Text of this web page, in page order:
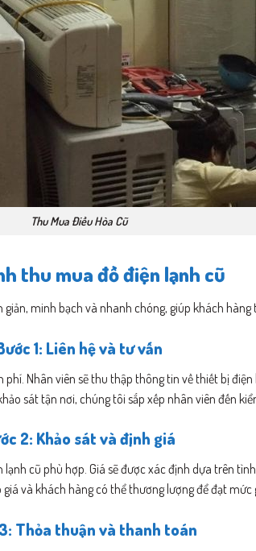
Thu Mua Điều Hòa Cũ
thu mua đồ điện lạnh cũ
minh bạch và nhanh chóng, giúp khách hàng
1: Liên hệ và tư vấn
Nhân viên sẽ thu thập thông tin về thiết bị
sát tận nơi, chúng tôi sắp xếp nhân viên đến
2: Khảo sát và định giá
cũ phù hợp. Giá sẽ được xác định dựa trên
và khách hàng có thể thương lượng để đạt mức
Thỏa thuận và thanh toán